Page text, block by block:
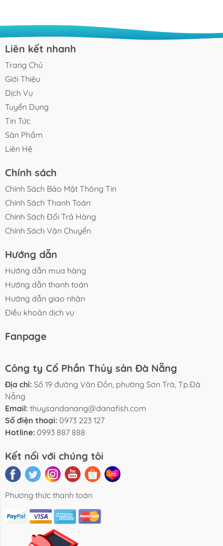
thơm, ngon không nên bỏ lỡ (nguồn ảnh: dienmayxanh.com)
Tổng Hợp Top 9 Món Ăn Hấp Dẫn Từ Cá Chim Trắng Giống
với các dòng cá chim khác như cá chim biển, cá chim đen, cá
Liên kết nhanh
Trang Chủ
Giới Thiệu
Dịch Vụ
Tuyển Dụng
Tin Tức
Sản Phẩm
Liên Hệ
Chính sách
Chính Sách Bảo Mật Thông Tin
Chính Sách Thanh Toán
Chính Sách Đổi Trả Hàng
Chính Sách Vận Chuyển
Hướng dẫn
Hướng dẫn mua hàng
Hướng dẫn thanh toán
Hướng dẫn giao nhận
Điều khoản dịch vụ
Fanpage
Công ty Cổ Phần Thủy sản Đà Nẵng
Địa chỉ: Số 19 đường Vân Đồn, phường Sơn Trà, Tp.Đà
Nẵng
Email: thuysandanang@danafish.com
Số điện thoại: 0973 223 127
Hotline: 0993 887 888
Kết nối với chúng tôi
Phương thức thanh toán